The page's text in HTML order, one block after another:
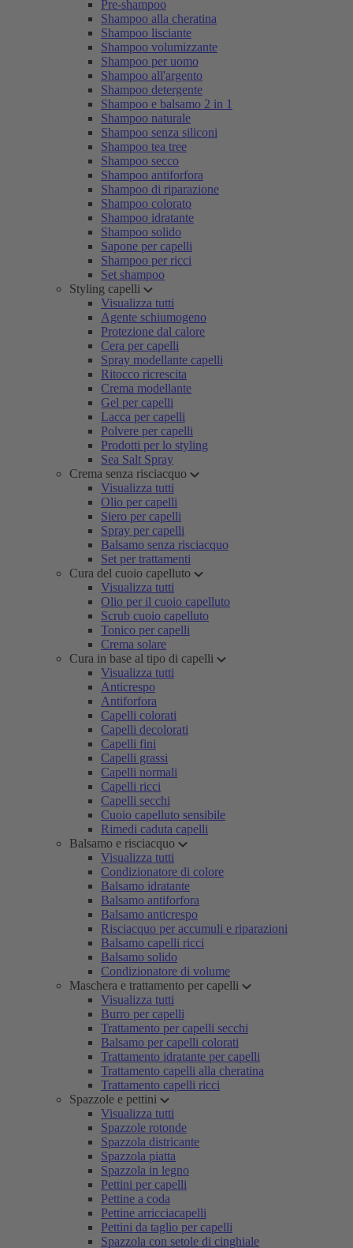
Pre-shampoo
Shampoo alla cheratina
Shampoo lisciante
Shampoo volumizzante
Shampoo per uomo
Shampoo all'argento
Shampoo detergente
Shampoo e balsamo 2 in 1
Shampoo naturale
Shampoo senza siliconi
Shampoo tea tree
Shampoo secco
Shampoo antiforfora
Shampoo di riparazione
Shampoo colorato
Shampoo idratante
Shampoo solido
Sapone per capelli
Shampoo per ricci
Set shampoo
Styling capelli
Visualizza tutti
Agente schiumogeno
Protezione dal calore
Cera per capelli
Spray modellante capelli
Ritocco ricrescita
Crema modellante
Gel per capelli
Lacca per capelli
Polvere per capelli
Prodotti per lo styling
Sea Salt Spray
Crema senza risciacquo
Visualizza tutti
Olio per capelli
Siero per capelli
Spray per capelli
Balsamo senza risciacquo
Set per trattamenti
Cura del cuoio capelluto
Visualizza tutti
Olio per il cuoio capelluto
Scrub cuoio capelluto
Tonico per capelli
Crema solare
Cura in base al tipo di capelli
Visualizza tutti
Anticrespo
Antiforfora
Capelli colorati
Capelli decolorati
Capelli fini
Capelli grassi
Capelli normali
Capelli ricci
Capelli secchi
Cuoio capelluto sensibile
Rimedi caduta capelli
Balsamo e risciacquo
Visualizza tutti
Condizionatore di colore
Balsamo idratante
Balsamo antiforfora
Balsamo anticrespo
Risciacquo per accumuli e riparazioni
Balsamo capelli ricci
Balsamo solido
Condizionatore di volume
Maschera e trattamento per capelli
Visualizza tutti
Burro per capelli
Trattamento per capelli secchi
Balsamo per capelli colorati
Trattamento idratante per capelli
Trattamento capelli alla cheratina
Trattamento capelli ricci
Spazzole e pettini
Visualizza tutti
Spazzole rotonde
Spazzola districante
Spazzola piatta
Spazzola in legno
Pettini per capelli
Pettine a coda
Pettine arricciacapelli
Pettini da taglio per capelli
Spazzola con setole di cinghiale